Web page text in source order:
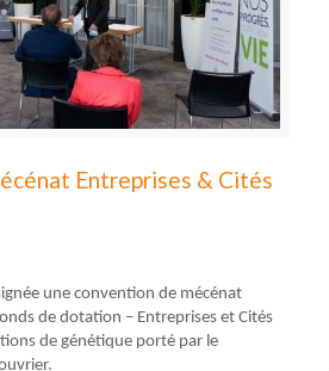
Entreprises & Cités
une convention de mécénat
de dotation – Entreprises et Cités
de génétique porté par le